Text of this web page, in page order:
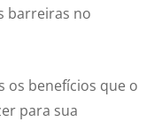
barreiras no
os benefícios que o
para sua